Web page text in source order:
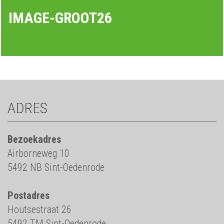
IMAGE-GROOT26
ADRES
Bezoekadres
Airborneweg 10
5492 NB Sint-Oedenrode
Postadres
Houtsestraat 26